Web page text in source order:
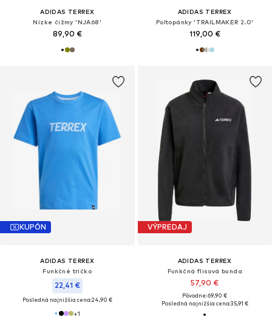
ADIDAS TERREX
Nízke čižmy 'NJA68'
89,90 €
ADIDAS TERREX
Poltopánky 'TRAILMAKER 2.0'
119,00 €
KUPÓN
ADIDAS TERREX
Funkčné tričko
22,41 €
Posledná najnižšia cena:24,90 €
+1
VÝPREDAJ
ADIDAS TERREX
Funkčná flisová bunda
57,90 €
Pôvodne: 69,90 €
Posledná najnižšia cena:35,91 €